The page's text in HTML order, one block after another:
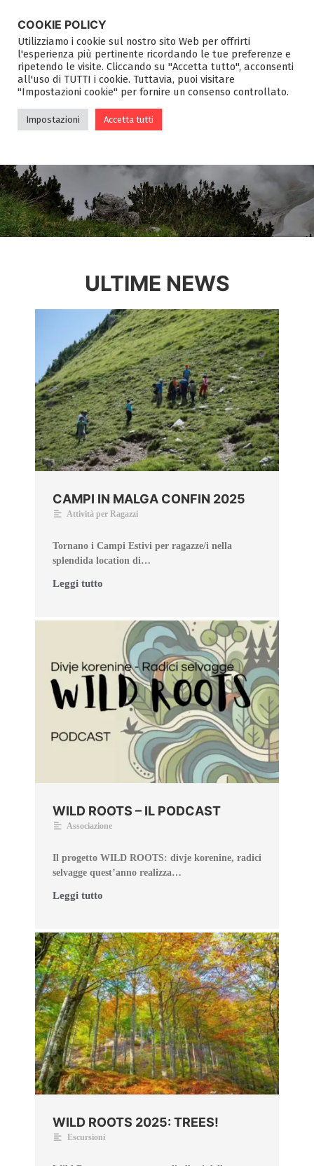
BLOG
ULTIME NEWS
CAMPI IN MALGA CONFIN 2025
Attività per Ragazzi
Tornano i Campi Estivi per ragazze/i nella
splendida location di…
Leggi tutto
WILD ROOTS – IL PODCAST
Associazione
Il progetto WILD ROOTS: divje korenine, radici
selvagge quest’anno realizza…
Leggi tutto
WILD ROOTS 2025: TREES!
Escursioni
COOKIE POLICY
Utilizziamo i cookie sul nostro sito Web per offrirti
l'esperienza più pertinente ricordando le tue preferenze e
ripetendo le visite. Cliccando su "Accetta tutto", acconsenti
all'uso di TUTTI i cookie. Tuttavia, puoi visitare
"Impostazioni cookie" per fornire un consenso controllato.
Impostazioni Accetta tutti